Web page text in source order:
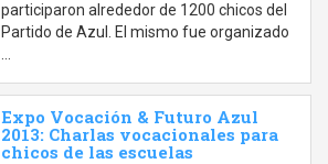
participaron alrededor de 1200 chicos del
Partido de Azul. El mismo fue organizado
Expo Vocación & Futuro Azul
2013: Charlas vocacionales para
chicos de las escuelas